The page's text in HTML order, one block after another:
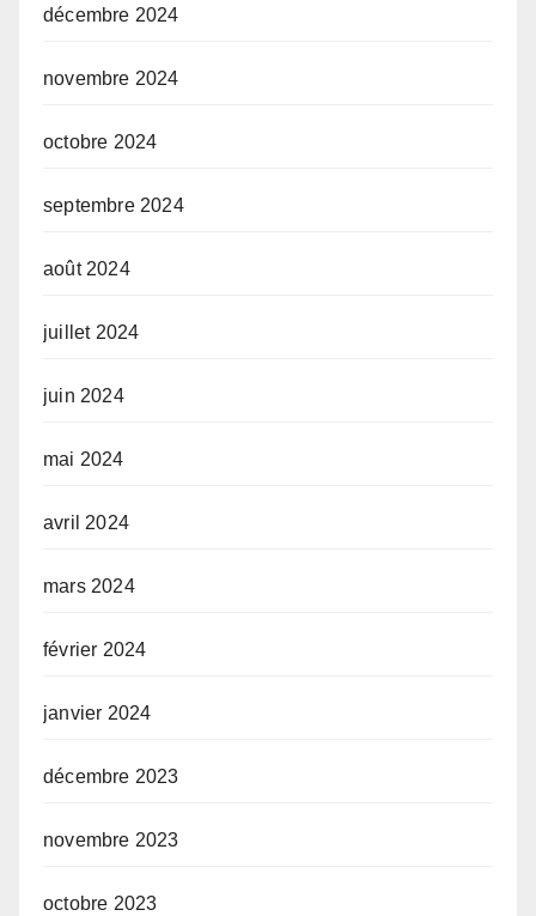
décembre 2024
novembre 2024
octobre 2024
septembre 2024
août 2024
juillet 2024
juin 2024
mai 2024
avril 2024
mars 2024
février 2024
janvier 2024
décembre 2023
novembre 2023
octobre 2023